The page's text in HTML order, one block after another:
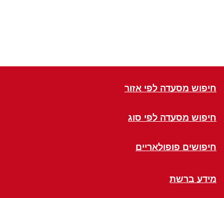
חיפוש מסעדה לפי אזור
חיפוש מסעדה לפי סוג
חיפושים פופולאריים
מידע ברשת